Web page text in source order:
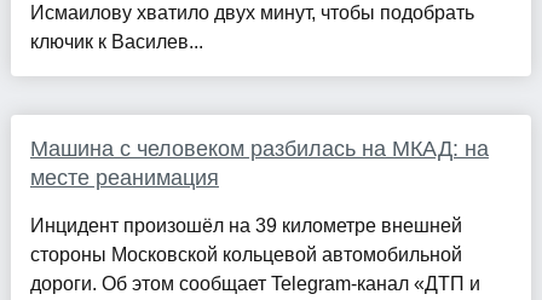
Исмаилову хватило двух минут, чтобы подобрать
ключик к Василев...
Машина с человеком разбилась на МКАД: на
месте реанимация
Инцидент произошёл на 39 километре внешней
стороны Московской кольцевой автомобильной
дороги. Об этом сообщает Telegram-канал «ДТП и